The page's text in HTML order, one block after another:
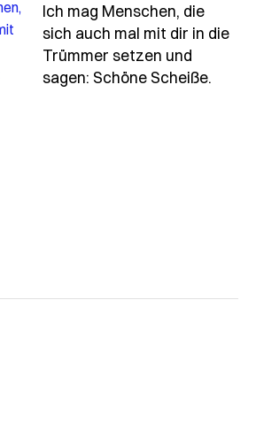
fuer-andere-freuen-koennen
Ich mag Menschen, die
sich auch mal mit dir in die
Trümmer setzen und
sagen: Schöne Scheiße.